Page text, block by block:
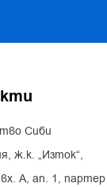
Сиби
ж.к. „Изток“,
А, ап. 1, партер